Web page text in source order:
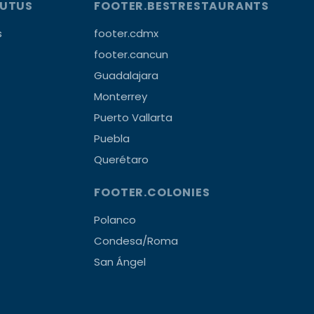
FOOTER.BESTRESTAURANTS
footer.cdmx
footer.cancun
Guadalajara
Monterrey
Puerto Vallarta
Puebla
Querétaro
FOOTER.COLONIES
Polanco
Condesa/Roma
San Ángel